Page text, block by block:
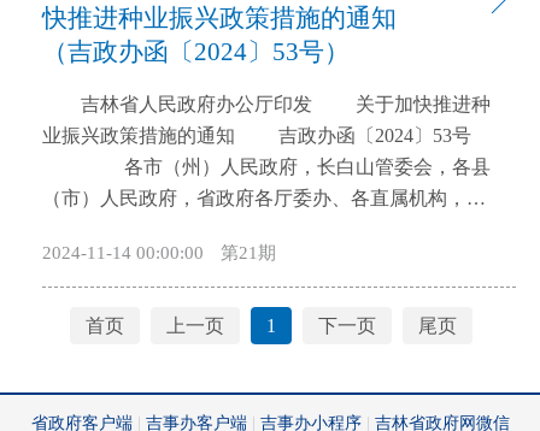
业，不得收取评估、服务、管理等相关费用。（省财
政厅、省农业农村厅、省地方金融管理局、省畜牧
信用融资担保投资集团有限公司、吉林省农业融资担
保有限公司按职责分工负责） 三、支持银行机构
为符合条件的农产品加工企业提供优惠利率贷款，力
争贷款利率不超过同期同档次LPR加100BP。（人民
工企业开展智能化改造和数字化转型升级，对符合条
件的项目纳入吉林省制造业智能化改造和数字化转型
奖补政策支持范围。（省工业和信息化厅、省财政厅
物综合利用、食品加工（储运）质量安全控制等关键
技术研究纳入省科技发展计划支持范围，鼓励省内高
吉林省知识产权领域财政事权和 支出责
任划分改革方案 按照党中央、国务院和省
印发〈知识产权领域中央与地方财政事权和支出责任
划分改革方案〉的通知》（国办发〔2023〕48号）和
《吉林省人民政府关于印发吉林省推进省以下财政事
权和支出责任划分改革方案的通知》（吉政发
县财政事权和支出责任划分改革制定如下方案。
一、总体要求 牢固树立保护知识产权就是保护创
新的理念，在中央与地方知识产权领域财政事权和支
全充分发挥省与市县两个积极性体制机制，适当加强
省在知识产权保护方面财政事权，减少并规范省和市
快推进种业振兴政策措施的通知
（吉政办函〔2024〕53号）
吉林省人民政府办公厅印发 关于加快推进种
业振兴政策措施的通知 吉政办函〔2024〕53号
（市）人民政府，省政府各厅委办、各直属机构，驻
兴的政策措施》已经省政府同意，现印发给你们，请
结合实际认真抓好贯彻落实。 吉林省人民政
府办公厅 2024年6月14日 关于加快推进
种业强省，现提出如下政策措施： 一、强化种业
2024-11-14 00:00:00 第21期
首页 上一页 1 下一页 尾页